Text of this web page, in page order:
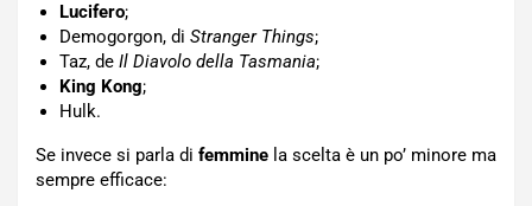
Lucifero;
Demogorgon, di Stranger Things;
Taz, de Il Diavolo della Tasmania;
King Kong;
Hulk.
Se invece si parla di femmine la scelta è un po’ minore ma
sempre efficace: